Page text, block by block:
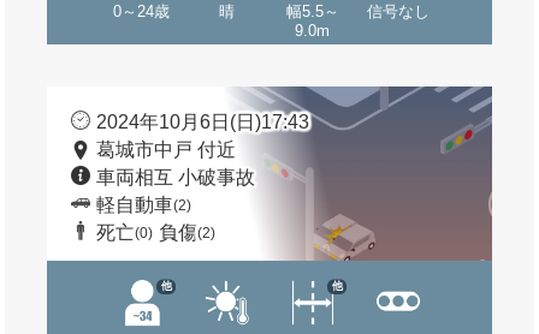
0～24歳 晴
幅5.5～
9.0m
信号なし
2024年10月6日(日)17:43
葛城市中戸 付近
車両相互 小破事故
軽自動車(2)
死亡(0) 負傷(2)
他 他